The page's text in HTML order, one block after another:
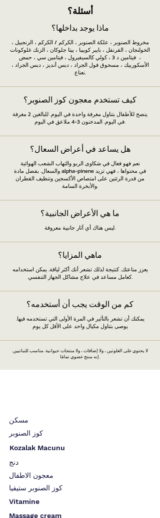
أسئلة؟​
ماذا يوجد بداخلها؟
مخروط الصنوبر ، علكة الصنوبر ، الكركم / الكركم ، الزنجبيل ،
الخولنجان ، القرنفل ، بايبر كوبيبا ، بيتا جلوكان ، الزنك غلوكونات
، فيتامين د 3 ، كولي كالسيفيرول ، فيتامين سي ، حمض
الأسكوربيك ، مسحوق فول الجراد ، دبس أنديز ، دبس الجراد ،
نعناع.
كيف تستخدم معجون كوز الصنوبر؟
ينصح للأطفال بتناول مغرفة واحدة في اليوم. للبالغين 2 مغرفة
في اليوم. المدخنون 3-4 ملاعق في اليوم.
هل يساعد في أعراض السعال؟
نعم فهو فعال في شكاوى الربو والتهاب الشعب الهوائية
والسعال. بفضل مادة alpha-pinene في محتواها ، فهي تزيد
من قدرة الرئتين على امتصاص الأكسجين وتنظيف القطران
والأبخرة السامة.
ما هي الأعراض الجانبية؟
ليس هناك أي آثار جانبية معروفة.
ماهي المزايا؟
يعزز مناعتك. كنتيجة لذلك تشعر أنك أكثر لياقة. يمكن استخدامه
كعامل مساعد في علاج مشاكل الجهاز التنفسي.
كم من الوقت يجب أن أستخدمه؟
يمكنك أن تشعر بالتأثير في المرة الأولى التي تستخدمه فيها.
يوصى بتناول مكيال واحد على الأقل كل يوم
لا يحتوي على الغلوتين ، ولا إضافات ، ولا منتجات حيوانية. مناسب للنباتيين.
إنه منتج عضوي تمامًا.
مسكن
كوز الصنوبر
Kozalak Macunu
دنج
معجون الاطفال
كوز الصنوبر ستيفيا
Vitamine
Massage cream